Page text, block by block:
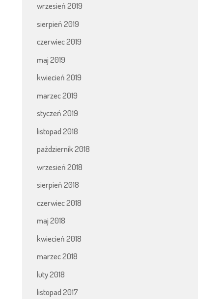
wrzesień 2019
sierpień 2019
czerwiec 2019
maj 2019
kwiecień 2019
marzec 2019
styczeń 2019
listopad 2018
październik 2018
wrzesień 2018
sierpień 2018
czerwiec 2018
maj 2018
kwiecień 2018
marzec 2018
luty 2018
listopad 2017